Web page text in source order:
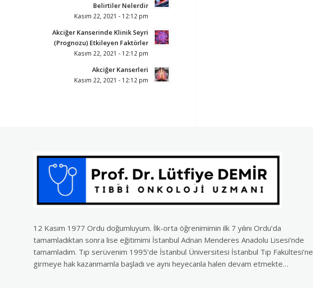
Belirtiler Nelerdir
Kasım 22, 2021 - 12:12 pm
Akciğer Kanserinde Klinik Seyri
(Prognozu) Etkileyen Faktörler
Kasım 22, 2021 - 12:12 pm
Akciğer Kanserleri
Kasım 22, 2021 - 12:12 pm
12 Kasım 1977 Ordu doğumluyum. İlk-orta öğrenimimin ilk 7 yılını Ordu’da
tamamladıktan sonra lise eğitimimi İstanbul Adnan Menderes Anadolu Lisesi’nde
tamamladım. Tıp serüvenim 1995’de İstanbul Üniversitesi İstanbul Tıp Fakültesi’ne
girmeye hak kazanmamla başladı ve aynı heyecanla halen devam etmekte…